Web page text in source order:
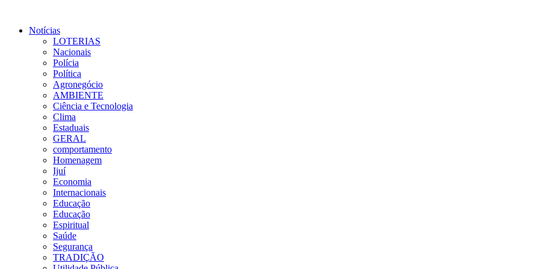
Notícias
LOTERIAS
Nacionais
Polícia
Política
Agronegócio
AMBIENTE
Ciência e Tecnologia
Clima
Estaduais
GERAL
comportamento
Homenagem
Ijuí
Economia
Internacionais
Educação
Educação
Espiritual
Saúde
Segurança
TRADIÇÃO